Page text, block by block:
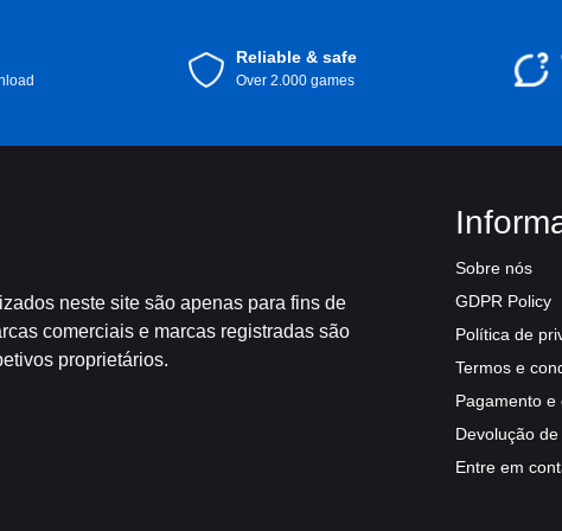
Por que escolher o Xbox
A chave do Xbox Game Pass Core –
Reliable & safe
Over 2.000 games
neste site são apenas para fins de
comerciais e marcas registradas são
proprietários.
Sobre nós
GDPR Policy
Política de
Termos e
Pagamento e
Devolução
Entre em